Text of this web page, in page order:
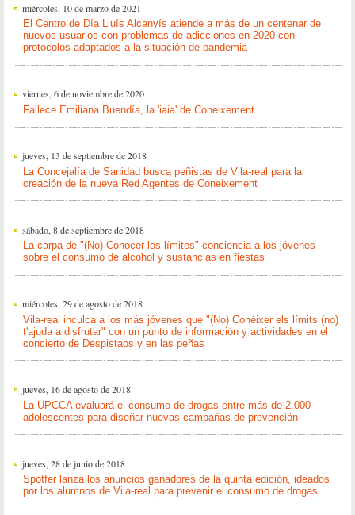
miércoles, 10 de marzo de 2021
El Centro de Día Lluís Alcanyís atiende a más de un centenar de
nuevos usuarios con problemas de adicciones en 2020 con
protocolos adaptados a la situación de pandemia
viernes, 6 de noviembre de 2020
Fallece Emiliana Buendía, la 'iaia' de Coneixement
jueves, 13 de septiembre de 2018
La Concejalía de Sanidad busca peñistas de Vila-real para la
creación de la nueva Red Agentes de Coneixement
sábado, 8 de septiembre de 2018
La carpa de "(No) Conocer los límites" conciencia a los jóvenes
sobre el consumo de alcohol y sustancias en fiestas
miércoles, 29 de agosto de 2018
Vila-real inculca a los más jóvenes que "(No) Conéixer els límits (no)
t'ajuda a disfrutar" con un punto de información y actividades en el
concierto de Despistaos y en las peñas
jueves, 16 de agosto de 2018
La UPCCA evaluará el consumo de drogas entre más de 2.000
adolescentes para diseñar nuevas campañas de prevención
jueves, 28 de junio de 2018
Spotfer lanza los anuncios ganadores de la quinta edición, ideados
por los alumnos de Vila-real para prevenir el consumo de drogas